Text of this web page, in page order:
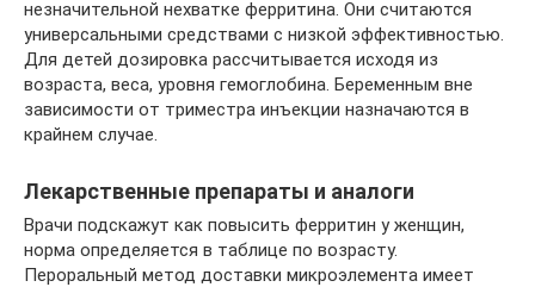
незначительной нехватке ферритина. Они считаются
универсальными средствами с низкой эффективностью.
Для детей дозировка рассчитывается исходя из
возраста, веса, уровня гемоглобина. Беременным вне
зависимости от триместра инъекции назначаются в
крайнем случае.
Лекарственные препараты и аналоги
Врачи подскажут как повысить ферритин у женщин,
норма определяется в таблице по возрасту.
Пероральный метод доставки микроэлемента имеет